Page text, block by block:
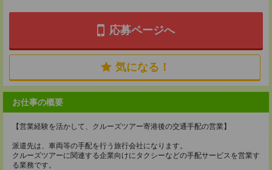
応募ページへ
気になる！
お仕事の概要
【営業経験を活かして、クルーズツアー寄港後の交通手配の営業】
派遣先は、車両等の手配を行う旅行会社になります。
クルーズツアーに関連する企業向けにタクシーなどの手配サービスを営業す
る業務です。